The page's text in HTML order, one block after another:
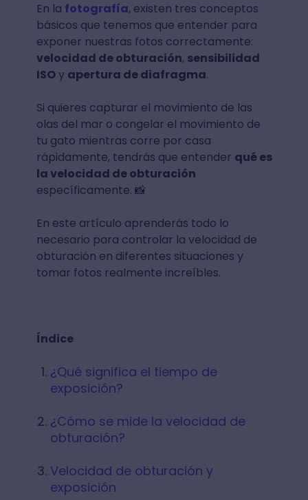
En la fotografía, existen tres conceptos
básicos que tenemos que entender para
exponer nuestras fotos correctamente:
velocidad de obturación, sensibilidad
ISOy apertura de diafragma.
Si quieres capturar el movimiento de las
olas del mar o congelar el movimiento de
tu gato mientras corre por casa
rápidamente, tendrás que entender qué es
la velocidad de obturación
específicamente. 📸
En este artículo aprenderás todo lo
necesario para controlar la velocidad de
obturación en diferentes situaciones y
tomar fotos realmente increíbles.
Índice
¿Qué significa el tiempo de
exposición?
¿Cómo se mide la velocidad de
obturación?
Velocidad de obturación y
exposición